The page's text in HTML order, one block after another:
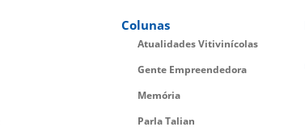
Colunas
Atualidades Vitivinícolas
Gente Empreendedora
Memória
Parla Talian